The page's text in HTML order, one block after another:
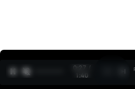
0:27 /
1:40